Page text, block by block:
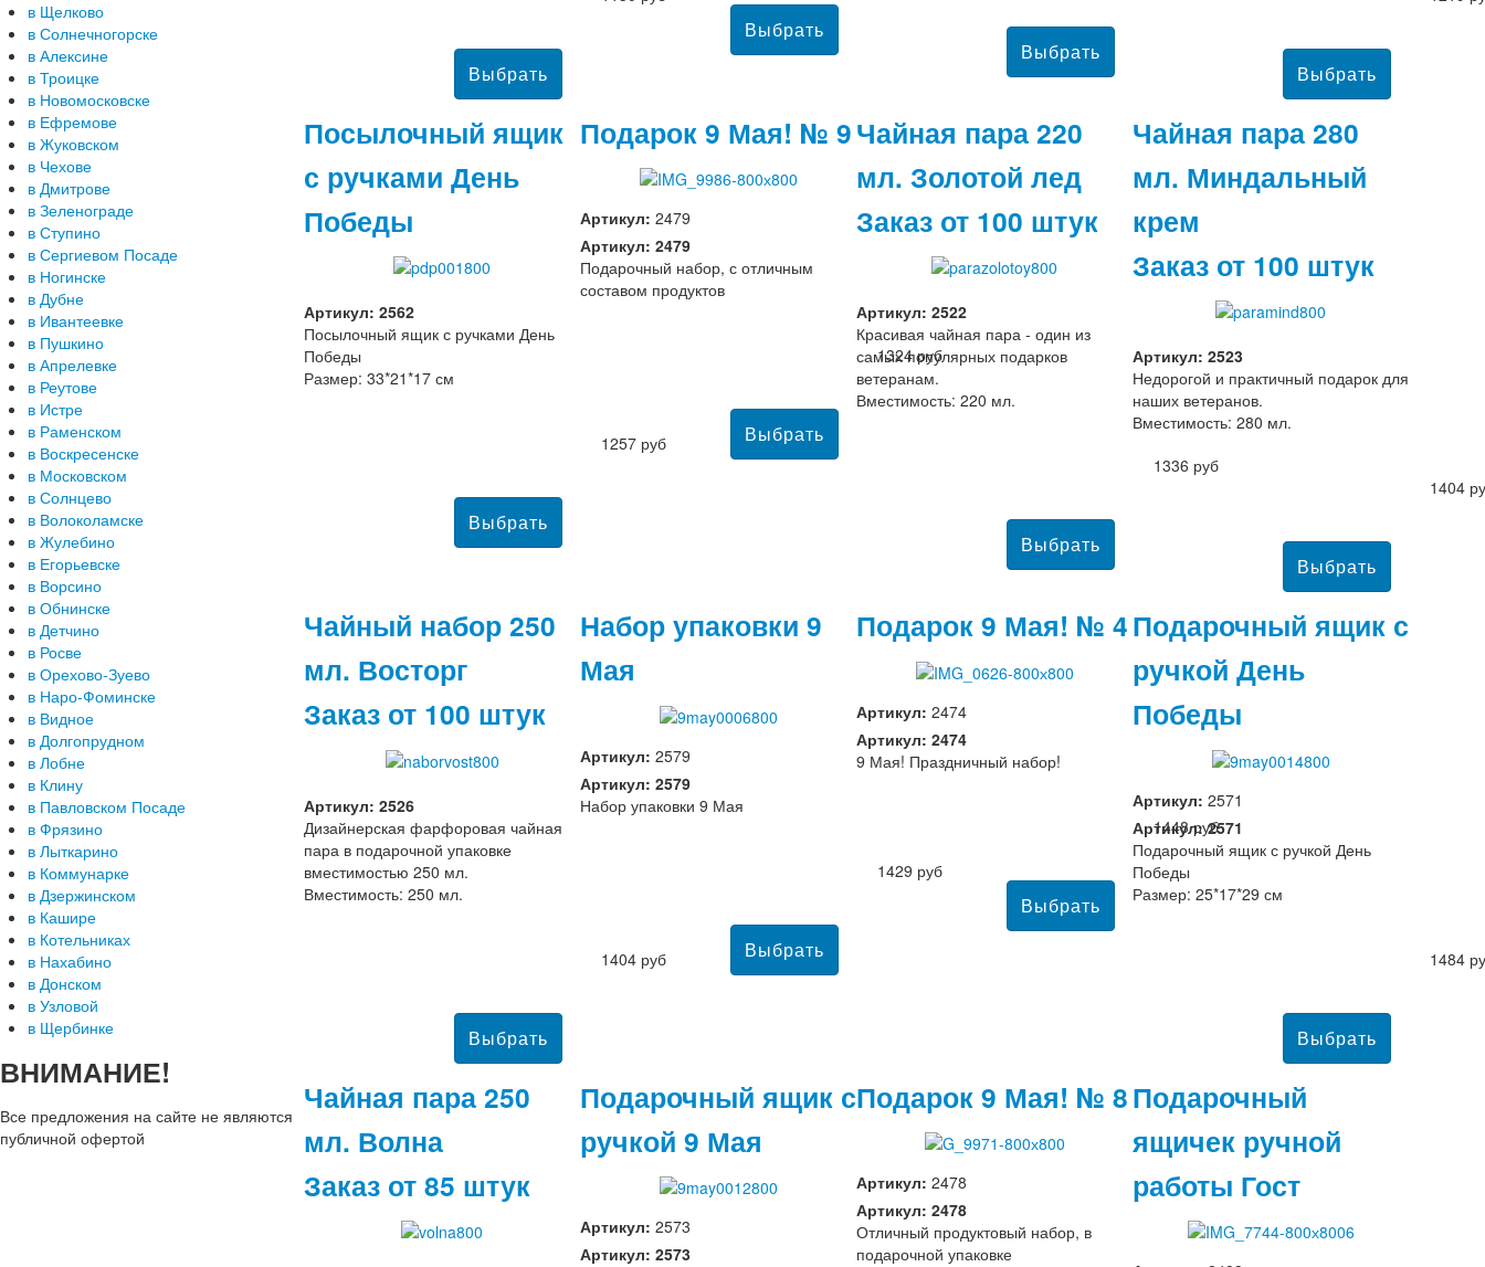
Посылочный ящик
с ручками День
Победы
Артикул: 2562
Посылочный ящик с ручками День
Победы
Размер: 33*21*17 см
1257 руб
Подарок 9 Мая! № 9
Артикул: 2479
Артикул: 2479
Подарочный набор, с отличным
составом продуктов
1324 руб
Чайная пара 220
мл. Золотой лед
Заказ от 100 штук
Артикул: 2522
Красивая чайная пара - один из
самых популярных подарков
ветеранам.
Вместимость: 220 мл.
1336 руб
Чайная пара 280
мл. Миндальный
крем
Заказ от 100 штук
Артикул: 2523
Недорогой и практичный подарок для
наших ветеранов.
Вместимость: 280 мл.
1404
Чайный набор 250
мл. Восторг
Заказ от 100 штук
Артикул: 2526
Дизайнерская фарфоровая чайная
пара в подарочной упаковке
вместимостью 250 мл.
Вместимость: 250 мл.
1404 руб
Набор упаковки 9
Мая
Артикул: 2579
Артикул: 2579
Набор упаковки 9 Мая
1429 руб
Подарок 9 Мая! № 4
Артикул: 2474
Артикул: 2474
9 Мая! Праздничный набор!
1448 руб
Подарочный ящик с
ручкой День
Победы
Артикул: 2571
Артикул: 2571
Подарочный ящик с ручкой День
Победы
Размер: 25*17*29 см
1484
Чайная пара 250
мл. Волна
Заказ от 85 штук
Подарочный ящик с
ручкой 9 Мая
Артикул: 2573
Артикул: 2573
Подарок 9 Мая! № 8
Артикул: 2478
Артикул: 2478
Отличный продуктовый набор, в
подарочной упаковке
Подарочный
ящичек ручной
работы Гост
в Щелково
в Солнечногорске
в Алексине
в Троицке
в Новомосковске
в Ефремове
в Жуковском
в Чехове
в Дмитрове
в Зеленограде
в Ступино
в Сергиевом Посаде
в Ногинске
в Дубне
в Ивантеевке
в Пушкино
в Апрелевке
в Реутове
в Истре
в Раменском
в Воскресенске
в Московском
в Солнцево
в Волоколамске
в Жулебино
в Егорьевске
в Ворсино
в Обнинске
в Детчино
в Росве
в Орехово-Зуево
в Наро-Фоминске
в Видное
в Долгопрудном
в Лобне
в Клину
в Павловском Посаде
в Фрязино
в Лыткарино
в Коммунарке
в Дзержинском
в Кашире
в Котельниках
в Нахабино
в Донском
в Узловой
в Щербинке
ВНИМАНИЕ!
Все предложения на сайте не являются
публичной офертой